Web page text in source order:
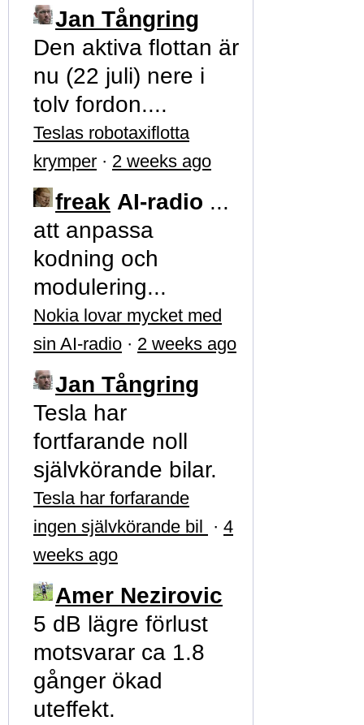
Jan Tångring
Den aktiva flottan är
nu (22 juli) nere i
tolv fordon....
Teslas robotaxiflotta
krymper · 2 weeks ago
freak AI-radio ...
att anpassa
kodning och
modulering...
Nokia lovar mycket med
sin AI-radio · 2 weeks ago
Jan Tångring
Tesla har
fortfarande noll
självkörande bilar.
Tesla har forfarande
ingen självkörande bil · 4
weeks ago
Amer Nezirovic
5 dB lägre förlust
motsvarar ca 1.8
gånger ökad
uteffekt.